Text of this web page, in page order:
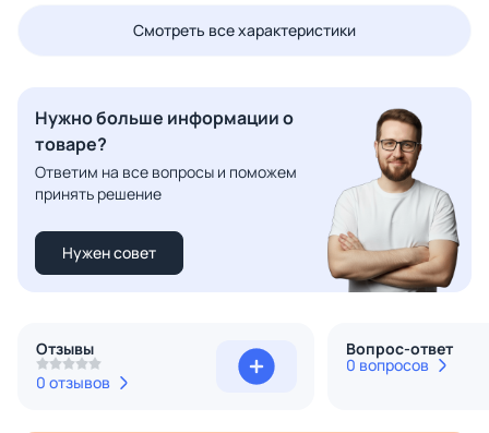
Смотреть все характеристики
Нужно больше информации о
товаре?
Ответим на все вопросы и поможем
принять решение
Нужен совет
Отзывы
0 отзывов
Вопрос-ответ
0 вопросов